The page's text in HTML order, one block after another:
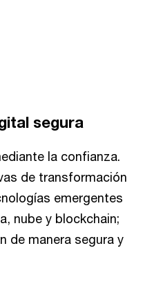
segura
la confianza.
de transformación
emergentes
nube y blockchain;
de manera segura y